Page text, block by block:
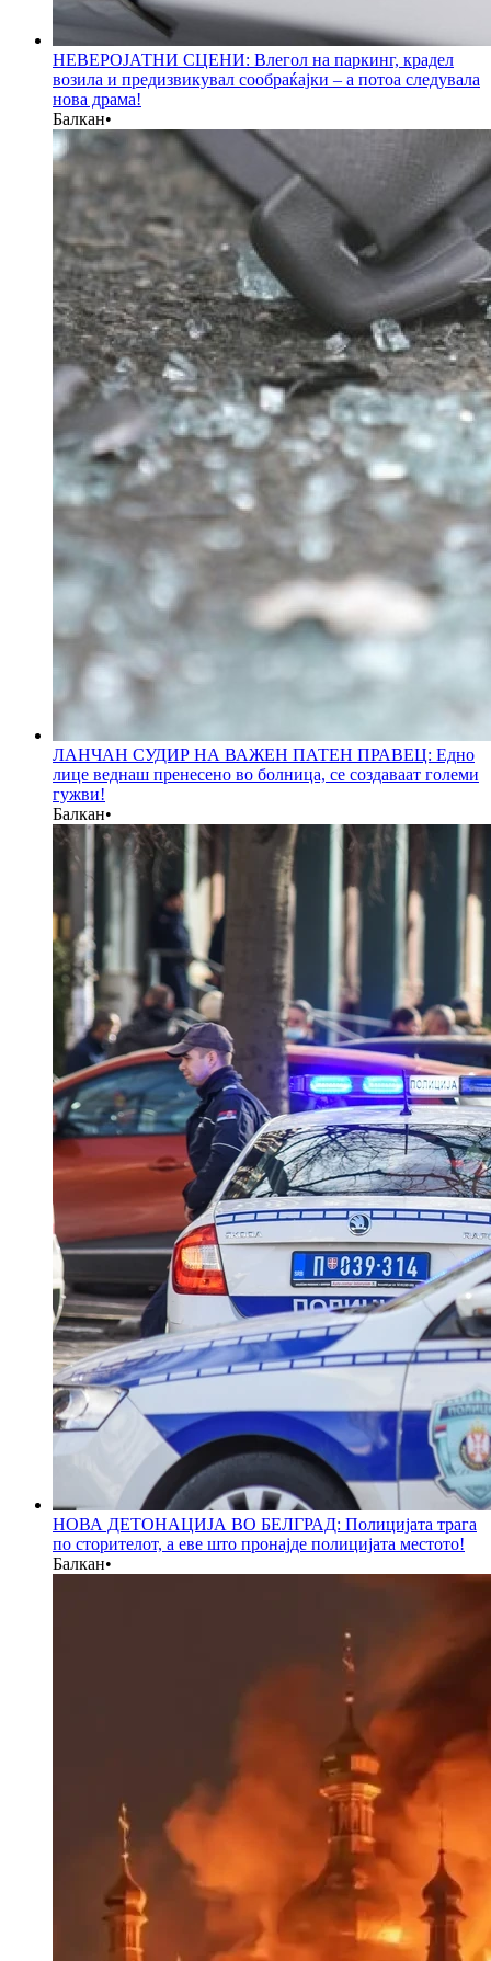
НЕВЕРОЈАТНИ СЦЕНИ: Влегол на паркинг, крадел
возила и предизвикувал сообраќајки – а потоа следувала
нова драма!
Балкан•
ЛАНЧАН СУДИР НА ВАЖЕН ПАТЕН ПРАВЕЦ: Едно
лице веднаш пренесено во болница, се создаваат големи
гужви!
Балкан•
НОВА ДЕТОНАЦИЈА ВО БЕЛГРАД: Полицијата трага
по сторителот, а еве што пронајде полицијата местото!
Балкан•